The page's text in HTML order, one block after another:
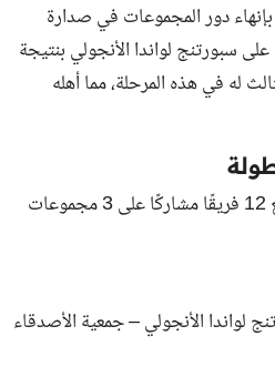
بإنهاء دور المجموعات في صدارة
سبورتنج لواندا الأنجولي بنتيجة
له في هذه المرحلة، مما أهله
أسفرت قرعة البطولة عن توزيع 12 فريقًا مشاركًا على 3 مجموعات
لواندا الأنجولي – جمعية الأصدقاء